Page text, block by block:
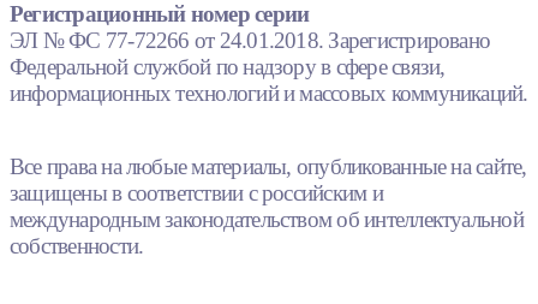
Регистрационный номер серии
ЭЛ № ФС 77-72266 от 24.01.2018. Зарегистрировано
Федеральной службой по надзору в сфере связи,
информационных технологий и массовых коммуникаций.
Все права на любые материалы, опубликованные на сайте,
защищены в соответствии с российским и
международным законодательством об интеллектуальной
собственности.